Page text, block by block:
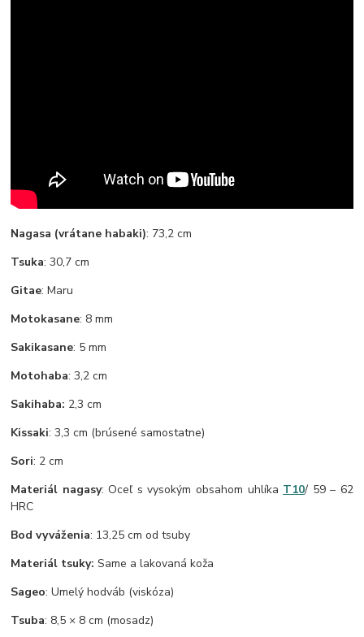
Nagasa (vrátane habaki): 73,2 cm
Tsuka: 30,7 cm
Gitae: Maru
Motokasane: 8 mm
Sakikasane: 5 mm
Motohaba: 3,2 cm
Sakihaba: 2,3 cm
Kissaki: 3,3 cm (brúsené samostatne)
Sori: 2 cm
Materiál nagasy: Oceľ s vysokým obsahom uhlíka T10/ 59 – 62
HRC
Bod vyváženia: 13,25 cm od tsuby
Materiál tsuky: Same a lakovaná koža
Sageo: Umelý hodváb (viskóza)
Tsuba: 8,5 × 8 cm (mosadz)